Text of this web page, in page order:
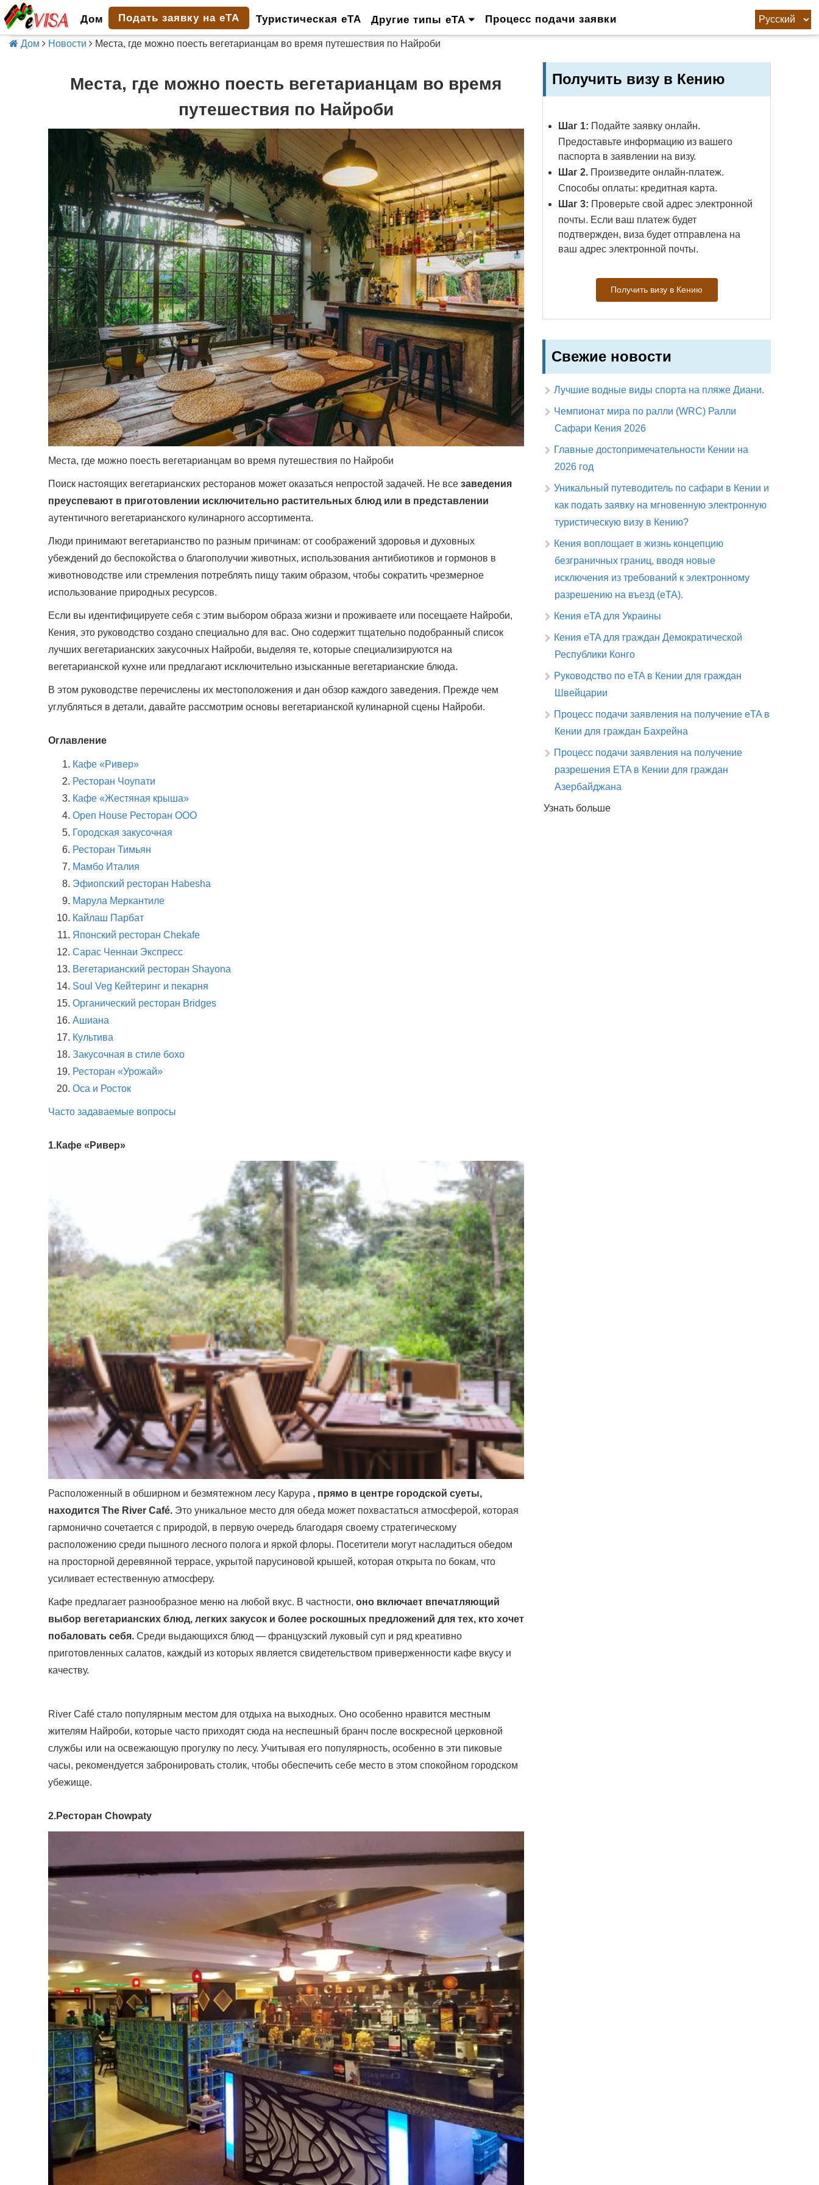
Дом Подать заявку на eTA Туристическая eTA Другие типы eTA Процесс подачи заявки
Дом Новости Места, где можно поесть вегетарианцам во время путешествия по Найроби
Места, где можно поесть вегетарианцам во время
путешествия по Найроби
Места, где можно поесть вегетарианцам во время путешествия по Найроби
Поиск настоящих вегетарианских ресторанов может оказаться непростой задачей. Не все заведения
преуспевают в приготовлении исключительно растительных блюд или в представлении
аутентичного вегетарианского кулинарного ассортимента.
Люди принимают вегетарианство по разным причинам: от соображений здоровья и духовных
убеждений до беспокойства о благополучии животных, использования антибиотиков и гормонов в
животноводстве или стремления потреблять пищу таким образом, чтобы сократить чрезмерное
использование природных ресурсов.
Если вы идентифицируете себя с этим выбором образа жизни и проживаете или посещаете Найроби,
Кения, это руководство создано специально для вас. Оно содержит тщательно подобранный список
лучших вегетарианских закусочных Найроби, выделяя те, которые специализируются на
вегетарианской кухне или предлагают исключительно изысканные вегетарианские блюда.
В этом руководстве перечислены их местоположения и дан обзор каждого заведения. Прежде чем
углубляться в детали, давайте рассмотрим основы вегетарианской кулинарной сцены Найроби.
Оглавление
Кафе «Ривер»
Ресторан Чоупати
Кафе «Жестяная крыша»
Open House Ресторан ООО
Городская закусочная
Ресторан Тимьян
Мамбо Италия
Эфиопский ресторан Habesha
Марула Меркантиле
Кайлаш Парбат
Японский ресторан Chekafe
Сарас Ченнаи Экспресс
Вегетарианский ресторан Shayona
Soul Veg Кейтеринг и пекарня
Органический ресторан Bridges
Ашиана
Культива
Закусочная в стиле бохо
Ресторан «Урожай»
Оса и Росток
Часто задаваемые вопросы
1.Кафе «Ривер»
Расположенный в обширном и безмятежном лесу Карура , прямо в центре городской суеты,
находится The River Café.Это уникальное место для обеда может похвастаться атмосферой, которая
гармонично сочетается с природой, в первую очередь благодаря своему стратегическому
расположению среди пышного лесного полога и яркой флоры. Посетители могут насладиться обедом
на просторной деревянной террасе, укрытой парусиновой крышей, которая открыта по бокам, что
усиливает естественную атмосферу.
Кафе предлагает разнообразное меню на любой вкус. В частности, оно включает впечатляющий
выбор вегетарианских блюд, легких закусок и более роскошных предложений для тех, кто хочет
побаловать себя.Среди выдающихся блюд — французский луковый суп и ряд креативно
приготовленных салатов, каждый из которых является свидетельством приверженности кафе вкусу и
качеству.
River Café стало популярным местом для отдыха на выходных. Оно особенно нравится местным
жителям Найроби, которые часто приходят сюда на неспешный бранч после воскресной церковной
службы или на освежающую прогулку по лесу. Учитывая его популярность, особенно в эти пиковые
часы, рекомендуется забронировать столик, чтобы обеспечить себе место в этом спокойном городском
убежище.
2.Ресторан Chowpaty
Получить визу в Кению
Шаг 1: Подайте заявку онлайн.
Предоставьте информацию из вашего
паспорта в заявлении на визу.
Шаг 2.Произведите онлайн-платеж.
Способы оплаты: кредитная карта.
Шаг 3: Проверьте свой адрес электронной
почты. Если ваш платеж будет
подтвержден, виза будет отправлена ​​на
ваш адрес электронной почты.
Получить визу в Кению
Свежие новости
Лучшие водные виды спорта на пляже Диани.
Чемпионат мира по ралли (WRC) Ралли
Сафари Кения 2026
Главные достопримечательности Кении на
2026 год
Уникальный путеводитель по сафари в Кении и
как подать заявку на мгновенную электронную
туристическую визу в Кению?
Кения воплощает в жизнь концепцию
безграничных границ, вводя новые
исключения из требований к электронному
разрешению на въезд (eTA).
Кения eTA для Украины
Кения eTA для граждан Демократической
Республики Конго
Руководство по eTA в Кении для граждан
Швейцарии
Процесс подачи заявления на получение eTA в
Кении для граждан Бахрейна
Процесс подачи заявления на получение
разрешения ETA в Кении для граждан
Азербайджана
Узнать больше